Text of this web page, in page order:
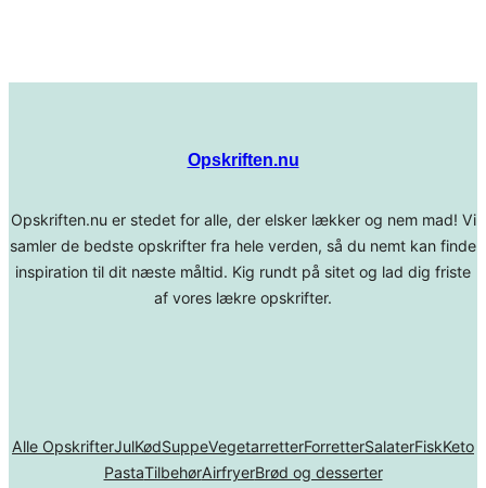
Opskriften.nu
Opskriften.nu er stedet for alle, der elsker lækker og nem mad! Vi
samler de bedste opskrifter fra hele verden, så du nemt kan finde
inspiration til dit næste måltid. Kig rundt på sitet og lad dig friste
af vores lækre opskrifter.
Alle OpskrifterJulKødSuppeVegetarretterForretterSalaterFiskKeto
PastaTilbehørAirfryerBrød og desserter